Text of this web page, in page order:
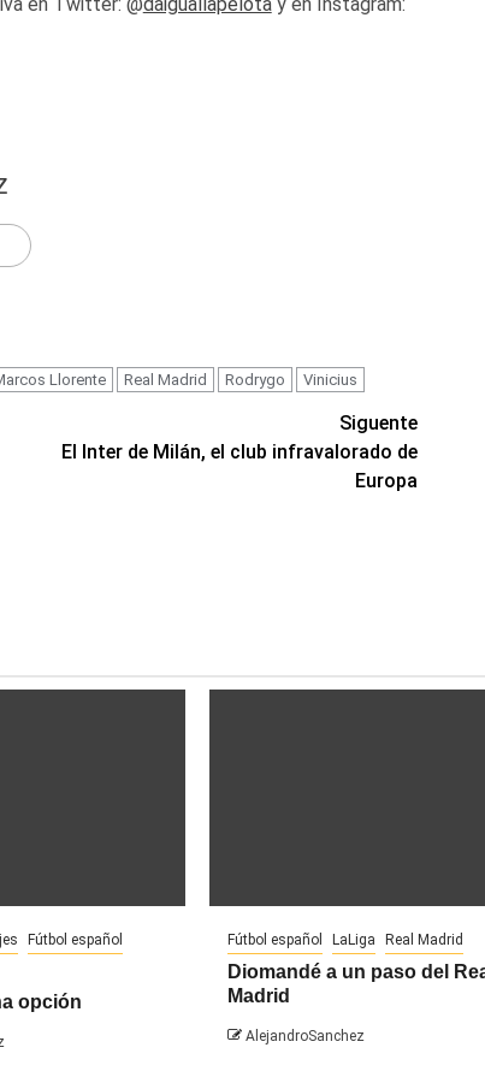
Llorente Real Madrid Rodrygo Vinicius
Siguente
El Inter de Milán, el club infravalorado de
Europa
Fútbol español
opción
Fútbol español LaLiga Real Madrid
Diomandé a un paso del
Madrid
AlejandroSanchez